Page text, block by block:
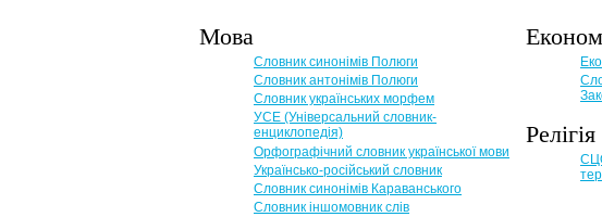
Мова
Словник синонімів Полюги
Словник антонімів Полюги
Словник українських морфем
УСЕ (Універсальний словник-
енциклопедія)
Орфографічний словник української мови
Українсько-російський словник
Словник синонімів Караванського
Словник іншомовник слів
Релігія